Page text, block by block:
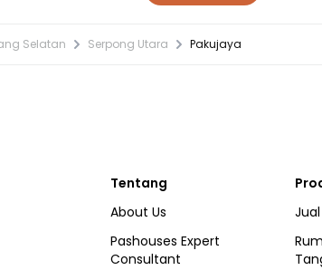
Selatan Serpong Utara Pakujaya
Tentang
About Us
Pashouses Expert
Consultant